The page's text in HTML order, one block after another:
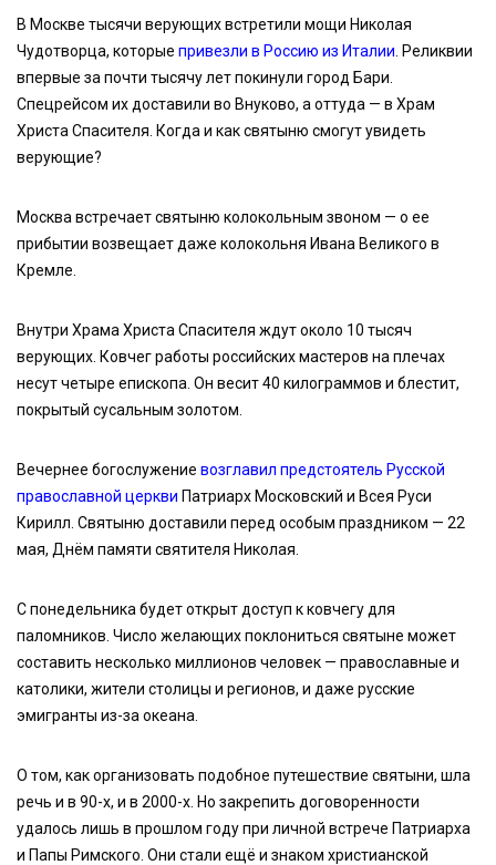
В Москве тысячи верующих встретили мощи Николая
Чудотворца, которые привезли в Россию из Италии . Реликвии
впервые за почти тысячу лет покинули город Бари.
Спецрейсом их доставили во Внуково, а оттуда — в Храм
Христа Спасителя. Когда и как святыню смогут увидеть
верующие?
Москва встречает святыню колокольным звоном — о ее
прибытии возвещает даже колокольня Ивана Великого в
Кремле.
Внутри Храма Христа Спасителя ждут около 10 тысяч
верующих. Ковчег работы российских мастеров на плечах
несут четыре епископа. Он весит 40 килограммов и блестит,
покрытый сусальным золотом.
Вечернее богослужение возглавил предстоятель Русской
православной церкви Патриарх Московский и Всея Руси
Кирилл. Святыню доставили перед особым праздником — 22
мая, Днём памяти святителя Николая.
С понедельника будет открыт доступ к ковчегу для
паломников. Число желающих поклониться святыне может
составить несколько миллионов человек — православные и
католики, жители столицы и регионов, и даже русские
эмигранты из-за океана.
О том, как организовать подобное путешествие святыни, шла
речь и в 90-х, и в 2000-х. Но закрепить договоренности
удалось лишь в прошлом году при личной встрече Патриарха
и Папы Римского. Они стали ещё и знаком христианской